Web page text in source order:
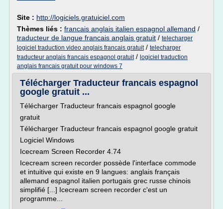
Site : http://logiciels.gratuiciel.com
Thèmes liés : francais anglais italien espagnol allemand /
traducteur de langue francais anglais gratuit / telecharger
logiciel traduction video anglais francais gratuit/ telecharger
traducteur anglais francais espagnol gratuit/ logiciel traduction
anglais francais gratuit pour windows 7
Télécharger Traducteur francais espagnol
google gratuit ...
Télécharger Traducteur francais espagnol google
gratuit
Télécharger Traducteur francais espagnol google gratuit
Logiciel Windows
Icecream Screen Recorder 4.74
Icecream screen recorder possède l'interface commode
et intuitive qui existe en 9 langues: anglais français
allemand espagnol italien portugais grec russe chinois
simplifié [...] Icecream screen recorder c'est un
programme...